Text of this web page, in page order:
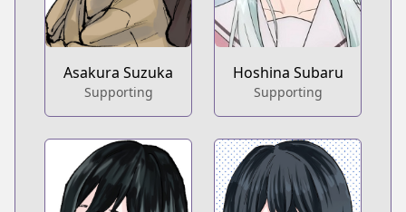
Asakura Suzuka
Supporting
Hoshina Subaru
Supporting